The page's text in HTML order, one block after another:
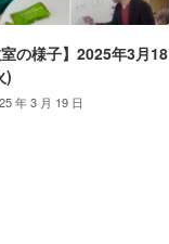
室の様子】2025年3月18
)
年 3 月 19 日